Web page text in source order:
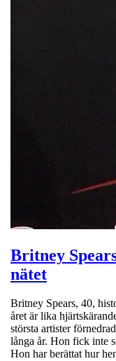
Britney
nätet
Britney Spears, 40,
året är lika
största artister
långa år. Hon fick inte
Hon har berättat hur